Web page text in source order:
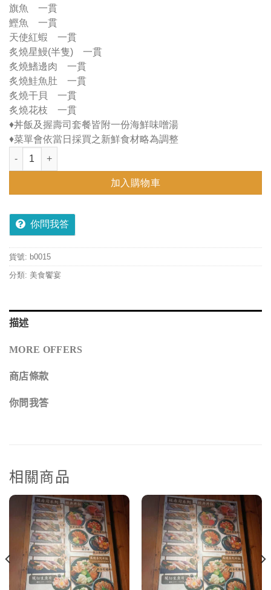
旗魚 一貫
鰹魚 一貫
天使紅蝦 一貫
炙燒星鰻(半隻) 一貫
炙燒鰭邊肉 一貫
炙燒鮭魚肚 一貫
炙燒干貝 一貫
炙燒花枝 一貫
♦︎丼飯及握壽司套餐皆附一份海鮮味噌湯
♦︎菜單會依當日採買之新鮮食材略為調整
加入購物車
你問我答
貨號: b0015
分類: 美食饗宴
描述
MORE OFFERS
商店條款
你問我答
相關商品